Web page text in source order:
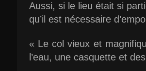
Aussi, si le lieu était si
qu’il est nécessaire
« Le col vieux et
l’eau, une casquette et